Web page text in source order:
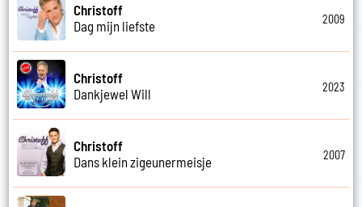
Christoff
Dag mijn liefste
2009
Christoff
Dankjewel Will
2023
Christoff
Dans klein zigeunermeisje
2007